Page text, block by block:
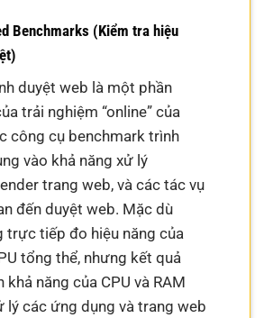
Benchmarks (Kiểm tra hiệu
duyệt web là một phần
trải nghiệm “online” của
công cụ benchmark trình
vào khả năng xử lý
trang web, và các tác vụ
đến duyệt web. Mặc dù
trực tiếp đo hiệu năng của
tổng thể, nhưng kết quả
khả năng của CPU và RAM
lý các ứng dụng và trang web